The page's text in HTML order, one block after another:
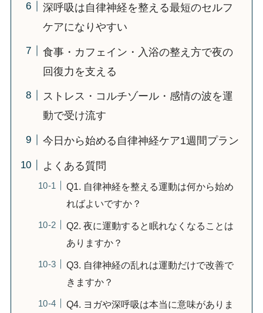
深呼吸は自律神経を整える最短のセルフ
ケアになりやすい
食事・カフェイン・入浴の整え方で夜の
回復力を支える
ストレス・コルチゾール・感情の波を運
動で受け流す
今日から始める自律神経ケア1週間プラン
よくある質問
Q1. 自律神経を整える運動は何から始め
ればよいですか？
Q2. 夜に運動すると眠れなくなることは
ありますか？
Q3. 自律神経の乱れは運動だけで改善で
きますか？
Q4. ヨガや深呼吸は本当に意味がありま